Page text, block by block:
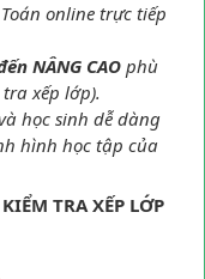
online trực tiếp
NÂNG CAOphù
xếp lớp).
học sinh dễ dàng
hình học tập của
TRA XẾP LỚP